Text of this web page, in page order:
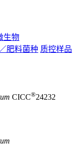
生物
肥料菌种 质控样品
CICC®24232